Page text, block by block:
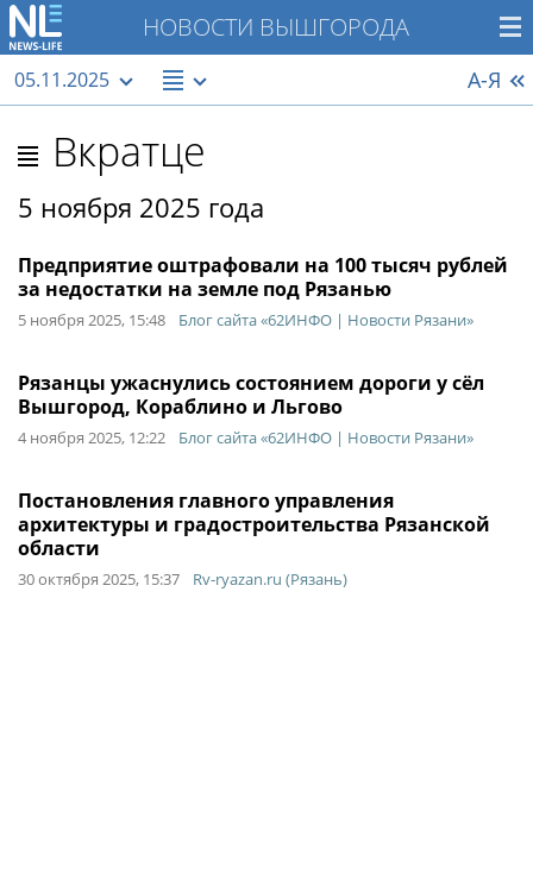
НОВОСТИ ВЫШГОРОДА
05.11.2025 А-Я
Вкратце
5 ноября 2025 года
Предприятие оштрафовали на 100 тысяч рублей
за недостатки на земле под Рязанью
5 ноября 2025, 15:48 Блог сайта «62ИНФО | Новости Рязани»
Рязанцы ужаснулись состоянием дороги у сёл
Вышгород, Кораблино и Льгово
4 ноября 2025, 12:22 Блог сайта «62ИНФО | Новости Рязани»
Постановления главного управления
архитектуры и градостроительства Рязанской
области
30 октября 2025, 15:37 Rv-ryazan.ru (Рязань)